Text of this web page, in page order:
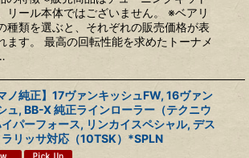
リール本体ではございません。 ※ベアリ
種類を選ぶと、それぞれの販売価格が表
ます。 最高の回転性能を求めたトーナメ
ノ純正】17ヴァンキッシュFW, 16ヴァン
ュ, BB-X 純正ラインローラー（テクニウ
パーフォース, リンカイスペシャル, デス
ラリッサ対応（10TSK）*SPLN